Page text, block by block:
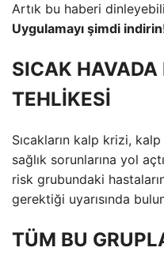
Artık bu haberi
Uygulamayı şimdi
SICAK
TEHLİKESİ
Sıcakların kalp krizi,
sağlık sorunlarına yol
risk grubundaki
gerektiği uyarısında
TÜM BU